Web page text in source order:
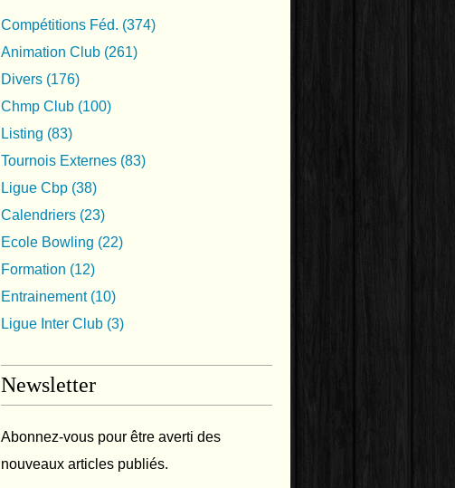
Compétitions Féd. (374)
Animation Club (261)
Divers (176)
Chmp Club (100)
Listing (83)
Tournois Externes (83)
Ligue Cbp (38)
Calendriers (23)
Ecole Bowling (22)
Formation (12)
Entrainement(10)
Ligue Inter Club (3)
Newsletter
Abonnez-vous pour être averti des
nouveaux articles publiés.